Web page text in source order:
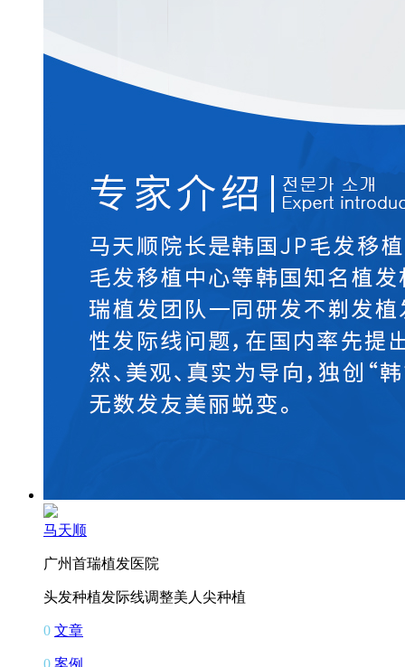
马天顺
广州首瑞植发医院
头发种植发际线调整美人尖种植
0 文章
0 案例